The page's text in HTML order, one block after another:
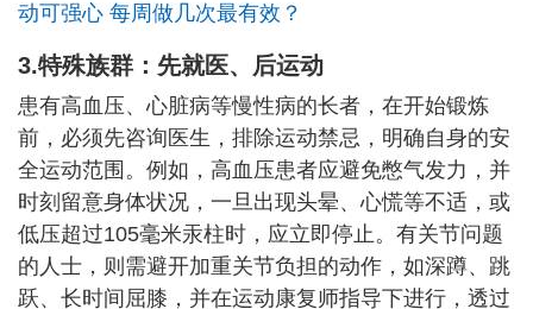
动可强心 每周做几次最有效？
3.特殊族群：先就医、后运动
患有高血压、心脏病等慢性病的长者，在开始锻炼
前，必须先咨询医生，排除运动禁忌，明确自身的安
全运动范围。例如，高血压患者应避免憋气发力，并
时刻留意身体状况，一旦出现头晕、心慌等不适，或
低压超过105毫米汞柱时，应立即停止。有关节问题
的人士，则需避开加重关节负担的动作，如深蹲、跳
跃、长时间屈膝，并在运动康复师指导下进行，透过